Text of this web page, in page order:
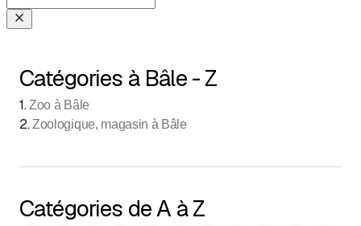
Catégories à Bâle - Z
1.Zoo à Bâle
2.Zoologique, magasin à Bâle
Catégories de A à Z